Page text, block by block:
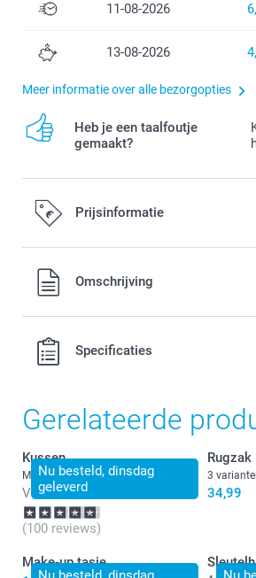
11-08-2026
13-08-2026
Meer informatie over alle bezorgopties
Heb je een taalfoutje
gemaakt?
Prijsinformatie
Alle prijzen zijn in EURO (€) inclusief
verzendkosten.Omschrijving
Specificaties
Gerelateerde
Nu besteld, dinsdag
geleverd
Kussen
Meer dan 10 varianten
Vanaf 17,49
(100 reviews)
Rugzak
3
34,99
Make-up tasje